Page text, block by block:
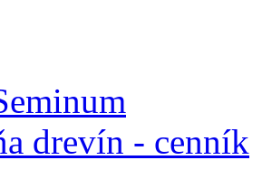
drevín - cenník